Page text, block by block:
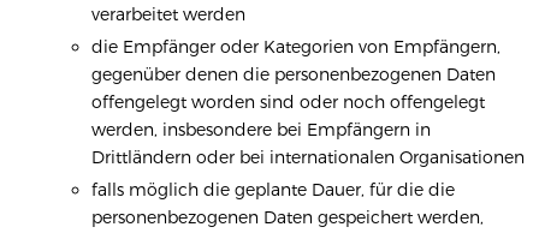
verarbeitet werden
die Empfänger oder Kategorien von Empfängern,
gegenüber denen die personenbezogenen Daten
offengelegt worden sind oder noch offengelegt
werden, insbesondere bei Empfängern in
Drittländern oder bei internationalen Organisationen
falls möglich die geplante Dauer, für die die
personenbezogenen Daten gespeichert werden,